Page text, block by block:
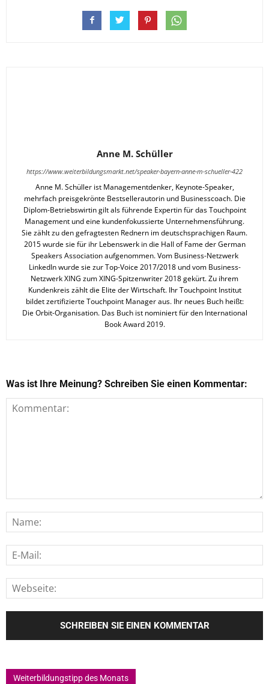
Anne M. Schüller
https://www.weiterbildungsmarkt.net/speaker-bayern-anne-m-schueller-422
Anne M. Schüller ist Managementdenker, Keynote-Speaker,
mehrfach preisgekrönte Bestsellerautorin und Businesscoach. Die
Diplom-Betriebswirtin gilt als führende Expertin für das Touchpoint
Management und eine kundenfokussierte Unternehmensführung.
Sie zählt zu den gefragtesten Rednern im deutschsprachigen Raum.
2015 wurde sie für ihr Lebenswerk in die Hall of Fame der German
Speakers Association aufgenommen. Vom Business-Netzwerk
LinkedIn wurde sie zur Top-Voice 2017/2018 und vom Business-
Netzwerk XING zum XING-Spitzenwriter 2018 gekürt. Zu ihrem
Kundenkreis zählt die Elite der Wirtschaft. Ihr Touchpoint Institut
bildet zertifizierte Touchpoint Manager aus. Ihr neues Buch heißt:
Die Orbit-Organisation. Das Buch ist nominiert für den International
Book Award 2019.
Was ist Ihre Meinung? Schreiben Sie einen Kommentar:
Weiterbildungstipp des Monats